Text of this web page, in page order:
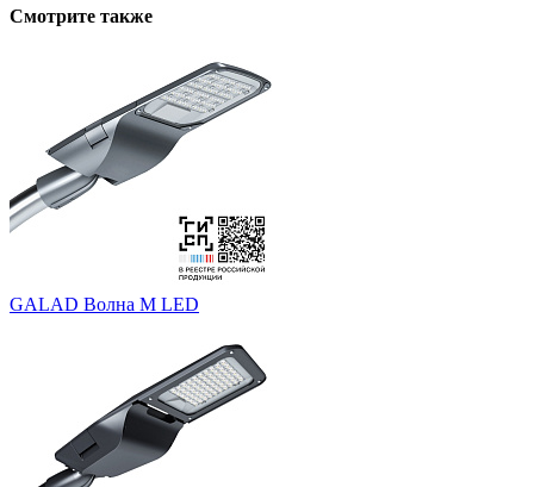
Смотрите также
GALAD Волна M LED